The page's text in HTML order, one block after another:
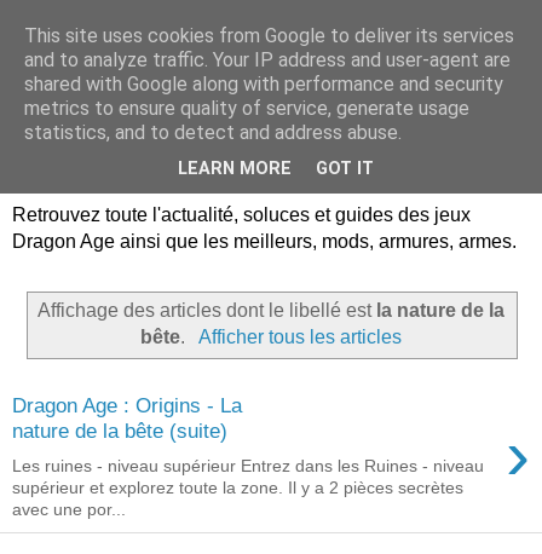
Dragon Age Univers :
Guides, soluces, infos sur
les jeux Dragon Age.
Retrouvez toute l'actualité, soluces et guides des jeux
Dragon Age ainsi que les meilleurs, mods, armures, armes.
Affichage des articles dont le libellé est la nature de la
bête. Afficher tous les articles
Dragon Age : Origins - La
nature de la bête (suite)
›
Les ruines - niveau supérieur Entrez dans les Ruines - niveau
supérieur et explorez toute la zone. Il y a 2 pièces secrètes
avec une por...
This site uses cookies from Google to deliver its services
and to analyze traffic. Your IP address and user-agent are
shared with Google along with performance and security
metrics to ensure quality of service, generate usage
statistics, and to detect and address abuse.
LEARN MORE GOT IT